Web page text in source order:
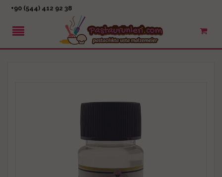
+90 (544) 412 92 38